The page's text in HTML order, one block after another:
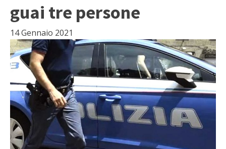
guai tre persone
14 Gennaio 2021